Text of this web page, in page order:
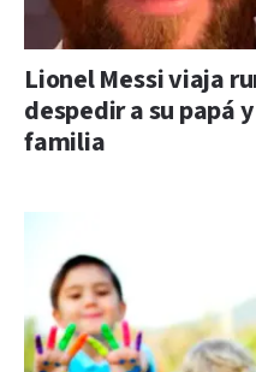
Lionel Messi viaja
despedir a su papá
familia